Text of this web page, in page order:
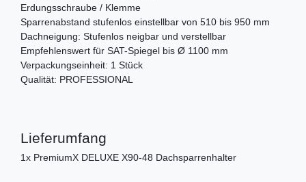
Erdungsschraube / Klemme
Sparrenabstand stufenlos einstellbar von 510 bis 950 mm
Dachneigung: Stufenlos neigbar und verstellbar
Empfehlenswert für SAT-Spiegel bis Ø 1100 mm
Verpackungseinheit: 1 Stück
Qualität: PROFESSIONAL
Lieferumfang
1x PremiumX DELUXE X90-48 Dachsparrenhalter